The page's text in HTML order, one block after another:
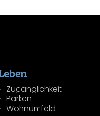
Zugänglichkeit
Parken
Wohnumfeld